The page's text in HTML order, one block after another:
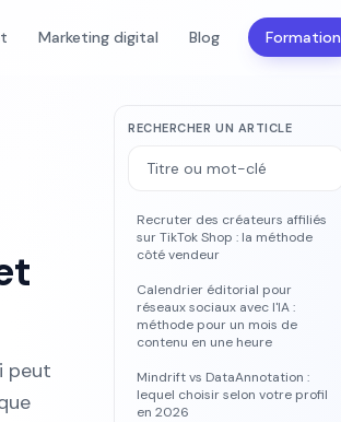
Marketing digital Blog Formation
peut
RECHERCHER UN ARTICLE
Recruter des créateurs affiliés
sur TikTok Shop : la méthode
côté vendeur
Calendrier éditorial pour
réseaux sociaux avec l'IA :
méthode pour un mois de
contenu en une heure
Mindrift vs DataAnnotation :
lequel choisir selon votre profil
en 2026